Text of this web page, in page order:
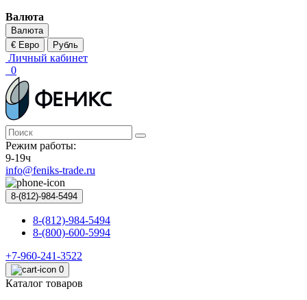
Валюта
Валюта
€ Евро
Рубль
Личный кабинет
0
Режим работы:
9-19ч
info@feniks-trade.ru
8-(812)-984-5494
8-(812)-984-5494
8-(800)-600-5994
+7-960-241-3522
0
Каталог товаров